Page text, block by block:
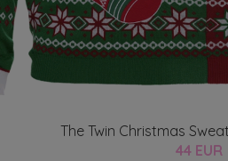
The Twin Christmas
44 EUR